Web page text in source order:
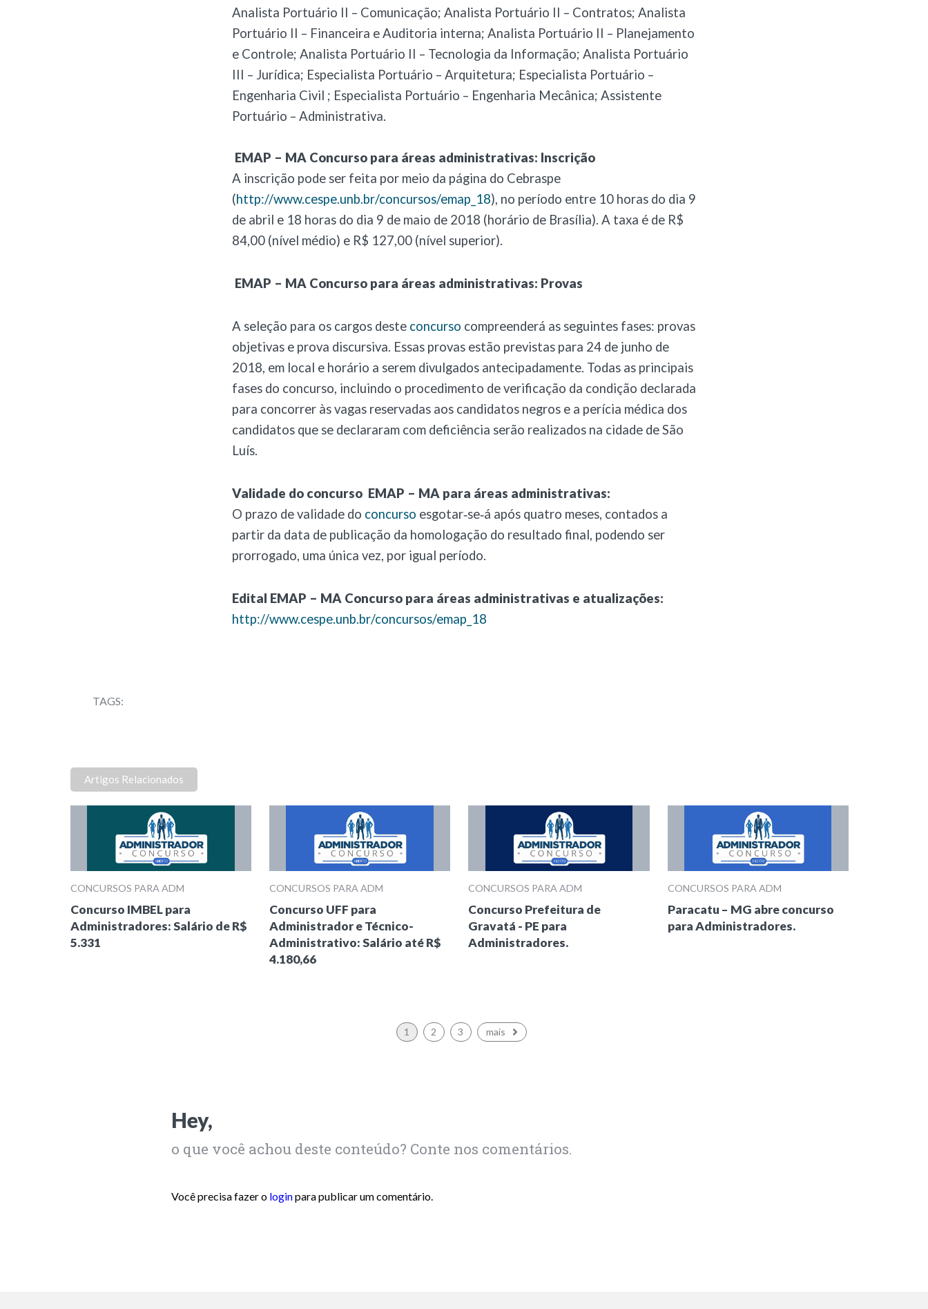
Analista Portuário II – Comunicação; Analista Portuário II – Contratos; Analista
Portuário II – Financeira e Auditoria interna; Analista Portuário II – Planejamento
e Controle; Analista Portuário II – Tecnologia da Informação; Analista Portuário
III – Jurídica; Especialista Portuário – Arquitetura; Especialista Portuário –
Engenharia Civil ; Especialista Portuário – Engenharia Mecânica; Assistente
Portuário – Administrativa.
EMAP – MA Concurso para áreas administrativas: Inscrição
A inscrição pode ser feita por meio da página do Cebraspe
(http://www.cespe.unb.br/concursos/emap_18), no período entre 10 horas do dia 9
de abril e 18 horas do dia 9 de maio de 2018 (horário de Brasília). A taxa é de R$
84,00 (nível médio) e R$ 127,00 (nível superior).
EMAP – MA Concurso para áreas administrativas: Provas
A seleção para os cargos deste concurso compreenderá as seguintes fases: provas
objetivas e prova discursiva. Essas provas estão previstas para 24 de junho de
2018, em local e horário a serem divulgados antecipadamente. Todas as principais
fases do concurso, incluindo o procedimento de verificação da condição declarada
para concorrer às vagas reservadas aos candidatos negros e a perícia médica dos
candidatos que se declararam com deficiência serão realizados na cidade de São
Luís.
Validade do concurso EMAP – MA para áreas administrativas:
O prazo de validade do concurso esgotar‐se‐á após quatro meses, contados a
partir da data de publicação da homologação do resultado final, podendo ser
prorrogado, uma única vez, por igual período.
Edital EMAP – MA Concurso para áreas administrativas e atualizações:
http://www.cespe.unb.br/concursos/emap_18
TAGS:
Artigos Relacionados
CONCURSOS PARA ADM
Concurso IMBEL para
Administradores: Salário de R$
5.331
CONCURSOS PARA ADM
Concurso UFF para
Administrador e Técnico-
Administrativo: Salário até R$
4.180,66
CONCURSOS PARA ADM
Concurso Prefeitura de
Gravatá - PE para
Administradores.
CONCURSOS PARA ADM
Paracatu – MG abre concurso
para Administradores.
1 2 3 mais
Hey,
o que você achou deste conteúdo? Conte nos comentários.
Você precisa fazer o loginpara publicar um comentário.